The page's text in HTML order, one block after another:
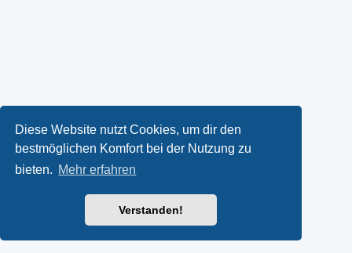
Diese Website nutzt Cookies, um dir den
bestmöglichen Komfort bei der Nutzung zu
bieten. Mehr erfahren
Verstanden!